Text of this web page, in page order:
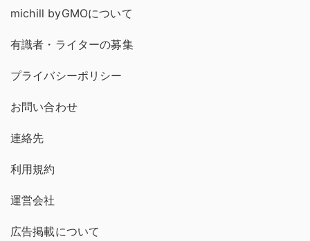
michill byGMOについて
有識者・ライターの募集
プライバシーポリシー
お問い合わせ
連絡先
利用規約
運営会社
広告掲載について